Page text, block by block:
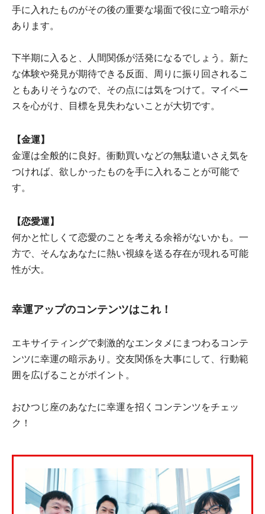
手に入れたものがその後の重要な場面で役に立つ暗示が
あります。
下半期に入ると、人間関係が活発になるでしょう。新た
な体験や発見が期待できる反面、周りに振り回されるこ
ともありそうなので、その点には気をつけて。マイペー
スを心がけ、目標を見失わないことが大切です。
【金運】
金運は全般的に良好。衝動買いなどの無駄遣いさえ気を
つければ、欲しかったものを手に入れることが可能で
す。
【恋愛運】
何かと忙しくて恋愛のことを考える余裕がないかも。一
方で、そんなあなたに熱い視線を送る存在が現れる可能
性が大。
幸運アップのコンテンツはこれ！
エキサイティングで刺激的なエンタメにまつわるコンテ
ンツに幸運の暗示あり。交友関係を大事にして、行動範
囲を広げることがポイント。
おひつじ座のあなたに幸運を招くコンテンツをチェッ
ク！